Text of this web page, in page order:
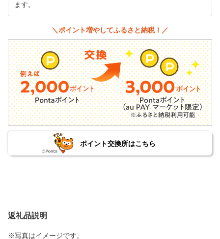
ます。
＼ポイント増やしてふるさと納税！／
ポイント交換所はこちら
返礼品説明
※写真はイメージです。